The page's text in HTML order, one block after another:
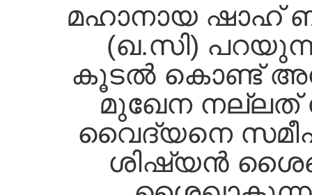
മഹാനായ ഷാഹ്‌
(ഖ.സി)
കൂടല്‍ കൊണ്ട്‌
മുഖേന നല്ലത്‌
വൈദ്യനെ
ശിഷ്യന്‍